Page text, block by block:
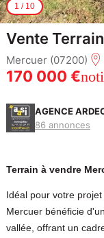
1 / 10
Vente
Mercuer (07200)
170 000 €
AGENCE
86 annonces
Terrain à vendre
Idéal pour votre
Mercuer bénéficie
vallée, offrant un